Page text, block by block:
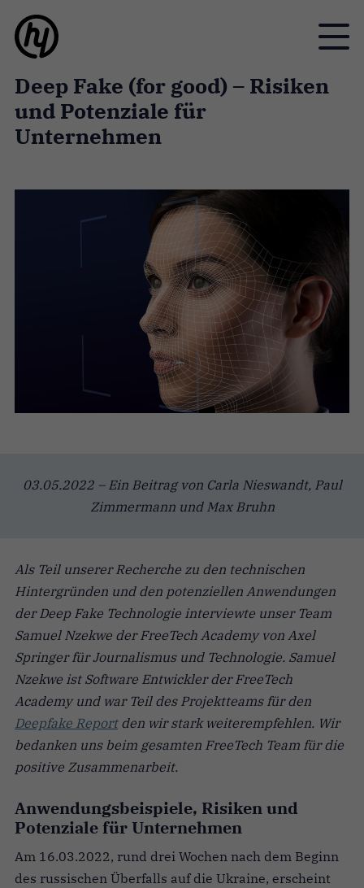
Toggle
Deep Fake (for good) – Risiken
und Potenziale für
Unternehmen
03.05.2022 – Ein Beitrag von Carla Nieswandt, Paul
Zimmermann und Max Bruhn
Als Teil unserer Recherche zu den technischen
Hintergründen und den potenziellen Anwendungen
der Deep Fake Technologie interviewte unser Team
Samuel Nzekwe der FreeTech Academy von Axel
Springer für Journalismus und Technologie. Samuel
Nzekwe ist Software Entwickler der FreeTech
Academy und war Teil des Projektteams für den
Deepfake Reportden wir stark weiterempfehlen. Wir
bedanken uns beim gesamten FreeTech Team für die
positive Zusammenarbeit.
Anwendungsbeispiele, Risiken und
Potenziale für Unternehmen
Am 16.03.2022, rund drei Wochen nach dem Beginn
des russischen Überfalls auf die Ukraine, erscheint